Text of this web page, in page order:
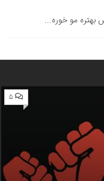
بهتره مو خوره...
۵